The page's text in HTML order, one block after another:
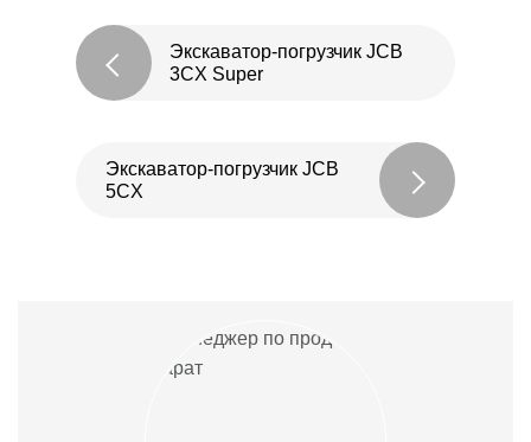
Экскаватор-погрузчик JCB
3CX Super
Экскаватор-погрузчик JCB
5CX